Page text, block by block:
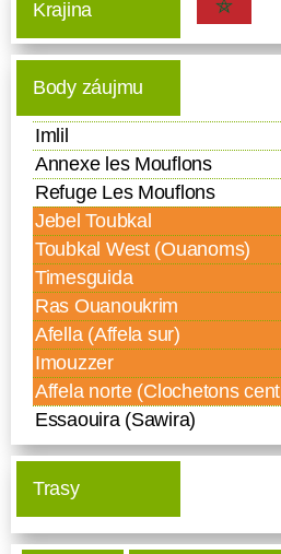
Krajina
Body záujmu
Imlil
Annexe les Mouflons
Refuge Les Mouflons
Jebel Toubkal
Toubkal West (Ouanoms)
Timesguida
Ras Ouanoukrim
Afella (Affela sur)
Imouzzer
Affela norte (Clochetons
Essaouira (Sawira)
Trasy